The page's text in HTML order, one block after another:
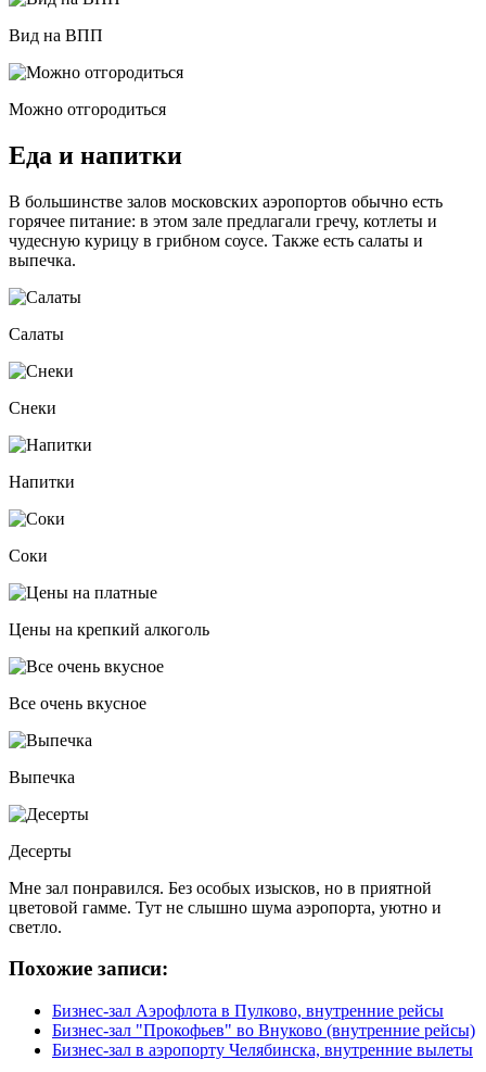
Вид на ВПП
Можно отгородиться
Еда и напитки
В большинстве залов московских аэропортов обычно есть
горячее питание: в этом зале предлагали гречу, котлеты и
чудесную курицу в грибном соусе. Также есть салаты и
выпечка.
Салаты
Снеки
Напитки
Соки
Цены на крепкий алкоголь
Все очень вкусное
Выпечка
Десерты
Мне зал понравился. Без особых изысков, но в приятной
цветовой гамме. Тут не слышно шума аэропорта, уютно и
светло.
Похожие записи:
Бизнес-зал Аэрофлота в Пулково, внутренние рейсы
Бизнес-зал "Прокофьев" во Внуково (внутренние рейсы)
Бизнес-зал в аэропорту Челябинска, внутренние вылеты